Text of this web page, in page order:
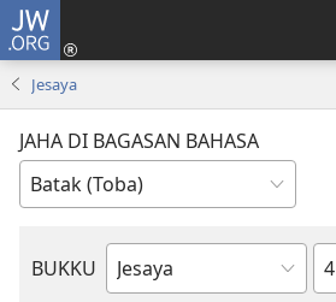
JW.ORG
Jesaya
JAHA DI BAGASAN BAHASA
BUKKU
Bukku